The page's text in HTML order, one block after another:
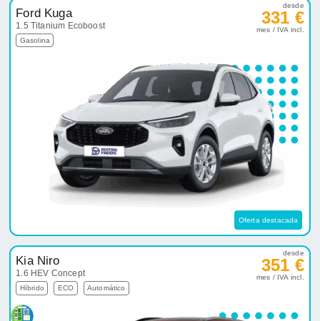
Ford Kuga
1.5 Titanium Ecoboost
Gasolina
desde
331 €
mes / IVA incl.
Oferta destacada
Kia Niro
1.6 HEV Concept
Híbrido ECO Automático
desde
351 €
mes / IVA incl.